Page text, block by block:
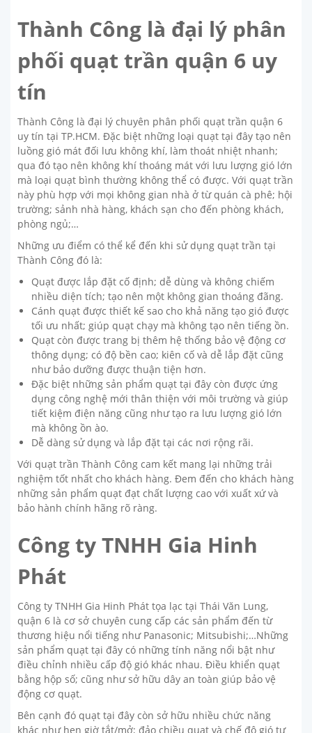
Thành Công là đại lý phân
phối quạt trần quận 6 uy
tín
Thành Công là đại lý chuyên phân phối quạt trần quận 6
uy tín tại TP.HCM. Đặc biệt những loại quạt tại đây tạo nên
luồng gió mát đối lưu không khí, làm thoát nhiệt nhanh;
qua đó tạo nên không khí thoáng mát với lưu lượng gió lớn
mà loại quạt bình thường không thể có được. Với quạt trần
này phù hợp với mọi không gian nhà ở từ quán cà phê; hội
trường; sảnh nhà hàng, khách sạn cho đến phòng khách,
phòng ngủ;…
Những ưu điểm có thể kể đến khi sử dụng quạt trần tại
Thành Công đó là:
Quạt được lắp đặt cố định; dễ dùng và không chiếm
nhiều diện tích; tạo nên một không gian thoáng đãng.
Cánh quạt được thiết kế sao cho khả năng tạo gió được
tối ưu nhất; giúp quạt chạy mà không tạo nên tiếng ồn.
Quạt còn được trang bị thêm hệ thống bảo vệ động cơ
thông dụng; có độ bền cao; kiên cố và dễ lắp đặt cũng
như bảo dưỡng được thuận tiện hơn.
Đặc biệt những sản phẩm quạt tại đây còn được ứng
dụng công nghệ mới thân thiện với môi trường và giúp
tiết kiệm điện năng cũng như tạo ra lưu lượng gió lớn
mà không ồn ào.
Dễ dàng sử dụng và lắp đặt tại các nơi rộng rãi.
Với quạt trần Thành Công cam kết mang lại những trải
nghiệm tốt nhất cho khách hàng. Đem đến cho khách hàng
những sản phẩm quạt đạt chất lượng cao với xuất xứ và
bảo hành chính hãng rõ ràng.
Công ty TNHH Gia Hinh
Phát
Công ty TNHH Gia Hinh Phát tọa lạc tại Thái Văn Lung,
quận 6 là cơ sở chuyên cung cấp các sản phẩm đến từ
thương hiệu nổi tiếng như Panasonic; Mitsubishi;…Những
sản phẩm quạt tại đây có những tính năng nổi bật như
điều chỉnh nhiều cấp độ gió khác nhau. Điều khiển quạt
bằng hộp số; cũng như sở hữu dây an toàn giúp bảo vệ
động cơ quạt.
Bên cạnh đó quạt tại đây còn sở hữu nhiều chức năng
khác như hẹn giờ tắt/mở; đảo chiều quạt và chế độ gió tự